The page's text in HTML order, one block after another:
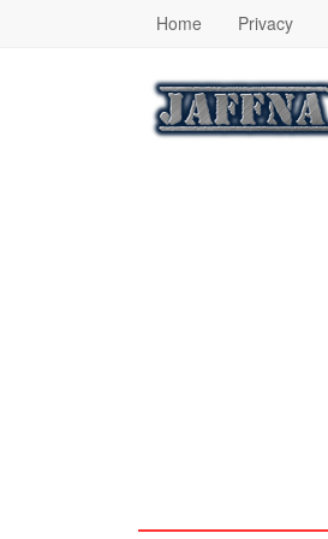
Home Privacy